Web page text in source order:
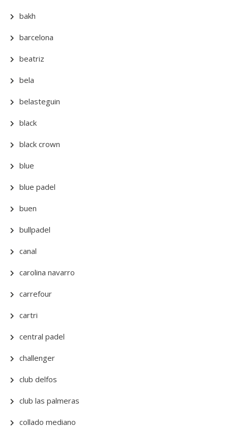
bakh
barcelona
beatriz
bela
belasteguin
black
black crown
blue
blue padel
buen
bullpadel
canal
carolina navarro
carrefour
cartri
central padel
challenger
club delfos
club las palmeras
collado mediano